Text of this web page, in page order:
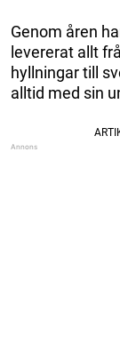
Genom åren
levererat allt
hyllningar till
alltid med sin